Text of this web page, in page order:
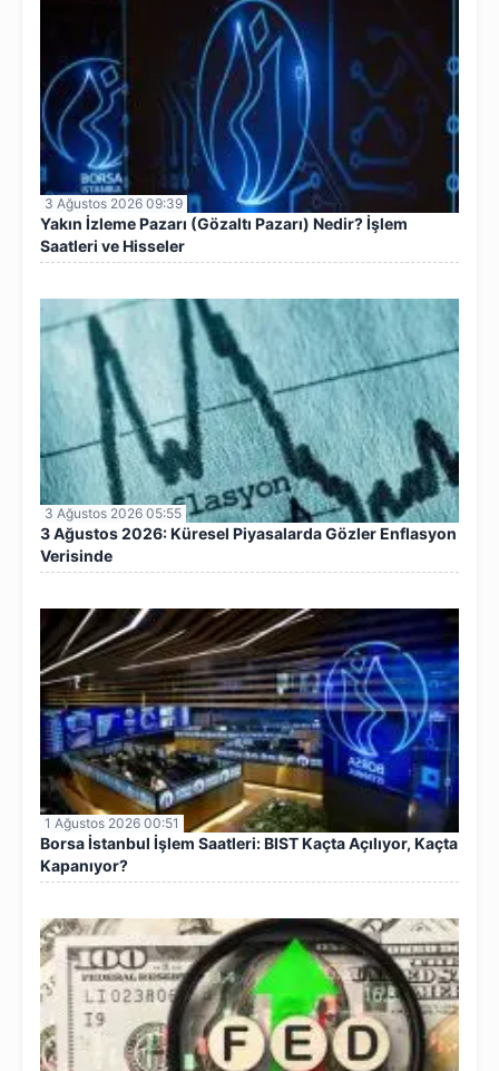
3 Ağustos 2026 09:39
Yakın İzleme Pazarı (Gözaltı Pazarı) Nedir? İşlem
Saatleri ve Hisseler
3 Ağustos 2026 05:55
3 Ağustos 2026: Küresel Piyasalarda Gözler Enflasyon
Verisinde
1 Ağustos 2026 00:51
Borsa İstanbul İşlem Saatleri: BIST Kaçta Açılıyor, Kaçta
Kapanıyor?